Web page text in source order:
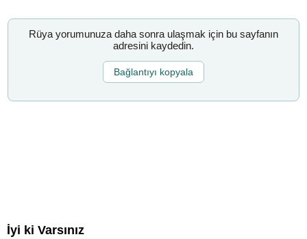
Rüya yorumunuza daha sonra ulaşmak için bu sayfanın
adresini kaydedin.
Bağlantıyı kopyala
İyi ki Varsınız